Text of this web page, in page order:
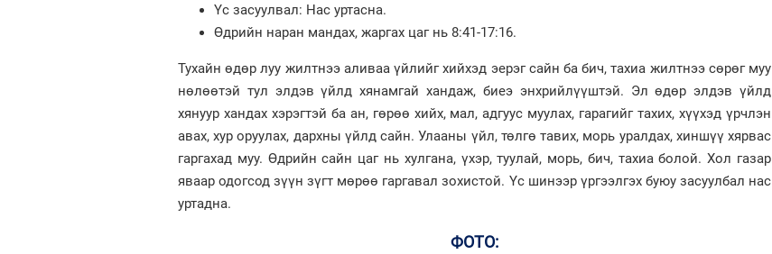
Үс засуулвал: Нас уртасна.
Өдрийн наран мандах, жаргах цаг нь 8:41-17:16.
Тухайн өдөр луу жилтнээ аливаа үйлийг хийхэд эерэг сайн ба бич, тахиа жилтнээ сөрөг муу
нөлөөтэй тул элдэв үйлд хянамгай хандаж, биеэ энхрийлүүштэй. Эл өдөр элдэв үйлд
хянуур хандах хэрэгтэй ба ан, гөрөө хийх, мал, адгуус муулах, гарагийг тахих, хүүхэд үрчлэн
авах, хур оруулах, дархны үйлд сайн. Улааны үйл, төлгө тавих, морь уралдах, хиншүү хярвас
гаргахад муу. Өдрийн сайн цаг нь хулгана, үхэр, туулай, морь, бич, тахиа болой. Хол газар
яваар одогсод зүүн зүгт мөрөө гаргавал зохистой. Үс шинээр үргээлгэх буюу засуулбал нас
уртадна.
ФОТО: